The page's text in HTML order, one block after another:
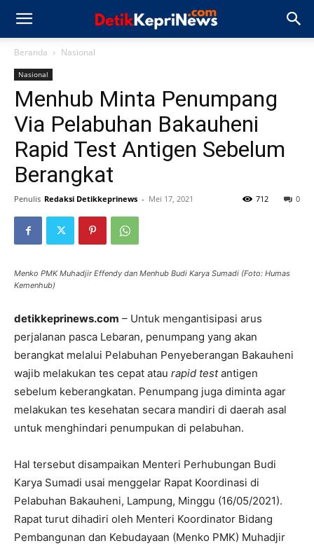
Beranda Nasional
Nasional
Menhub Minta Penumpang
Via Pelabuhan Bakauheni
Rapid Test Antigen Sebelum
Berangkat
Penulis Redaksi Detikkeprinews - Mei 17, 2021 0
712
Menko PMK Muhadjir Effendy dan Menhub Budi Karya Sumadi (Foto: Humas
Kemenhub)
detikkeprinews.com – Untuk mengantisipasi arus
perjalanan pasca Lebaran, penumpang yang akan
berangkat melalui Pelabuhan Penyeberangan Bakauheni
wajib melakukan tes cepat atau rapid testantigen
sebelum keberangkatan. Penumpang juga diminta agar
melakukan tes kesehatan secara mandiri di daerah asal
untuk menghindari penumpukan di pelabuhan.
Hal tersebut disampaikan Menteri Perhubungan Budi
Karya Sumadi usai menggelar Rapat Koordinasi di
Pelabuhan Bakauheni, Lampung, Minggu (16/05/2021).
Rapat turut dihadiri oleh Menteri Koordinator Bidang
Pembangunan dan Kebudayaan (Menko PMK) Muhadjir